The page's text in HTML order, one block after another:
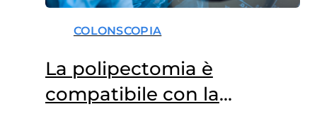
COLONSCOPIA
La polipectomia è
compatibile con la